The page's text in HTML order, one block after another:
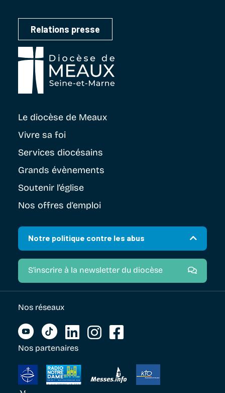
Relations presse
Le diocèse de Meaux
Vivre sa foi
Services diocésains
Grands évènements
Soutenir l’église
Nos offres d’emploi
Notre politique contre les abus
S'inscrire à la newsletter du diocèse
Nos réseaux
Nos partenaires